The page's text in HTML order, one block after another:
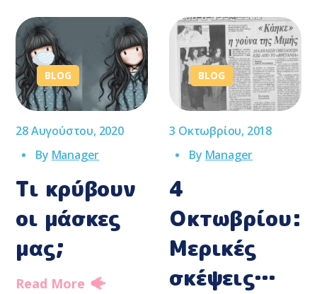
BLOG
28 Αυγούστου, 2020
By Manager
Τι κρύβουν
οι μάσκες
μας;
Read More
BLOG
3 Οκτωβρίου, 2018
By Manager
4
Οκτωβρίου:
Μερικές
σκέψεις…